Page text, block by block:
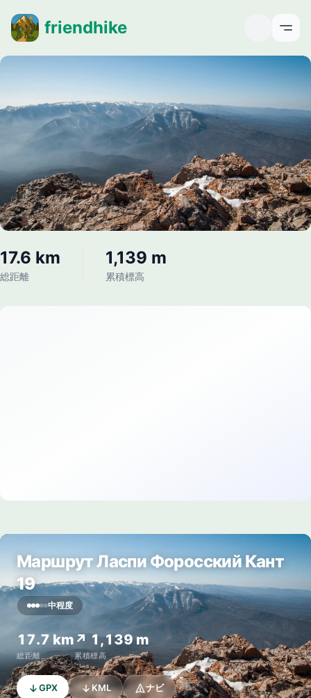
friendhike
17.6 km
総距離
1,139 m
累積標高
Маршрут Ласпи Форосский Кант
19
中程度
17.7 km
総距離
↗ 1,139 m
累積標高
GPX KML ナビ